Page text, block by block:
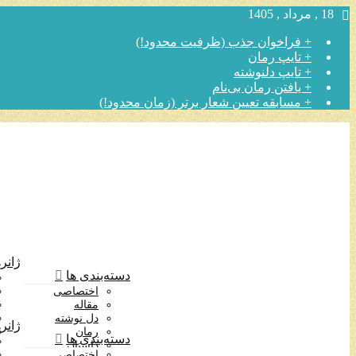
18 , مرداد , 1405
+ فراخوان جذب (ظرفیت محدود!)
+ تایپ رمان
+ تایپ دلنوشته
+ یافتن رمان بی‌نام
+ مسابقه تعیین شعار برتر (زمان محدود!)
دسته‌بندی ها
اختصاصی
مقاله
دل نوشته
رمان
داستان
دسته‌بندی ها